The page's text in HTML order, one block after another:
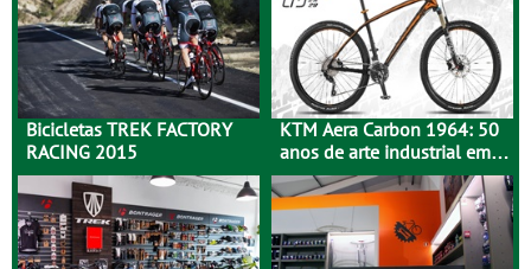
Bicicletas TREK FACTORY
RACING 2015
KTM Aera Carbon 1964: 50
anos de arte industrial em
carbono